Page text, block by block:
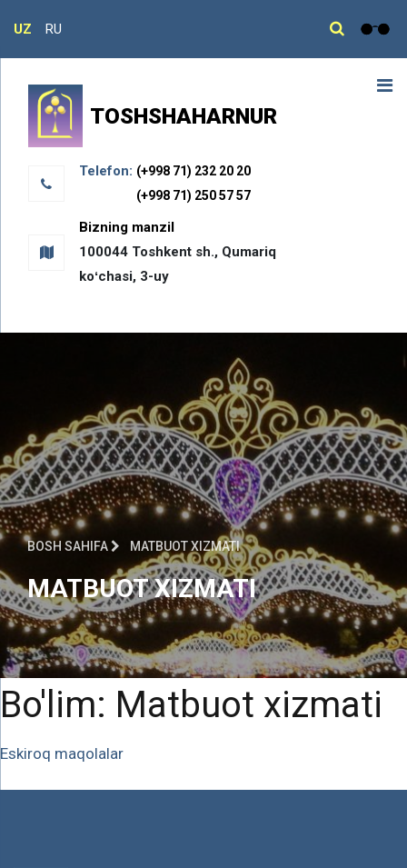
UZ RU
TOSHSHAHARNUR
Telefon: (+998 71) 232 20 20
(+998 71) 250 57 57
Bizning manzil
100044 Toshkent sh., Qumariq
koʻchasi, 3-uy
BOSH SAHIFA МATBUOT XIZMATI
МATBUOT XIZMATI
Bo'lim: Мatbuot xizmati
Maqolalar
Eskiroq maqolalar